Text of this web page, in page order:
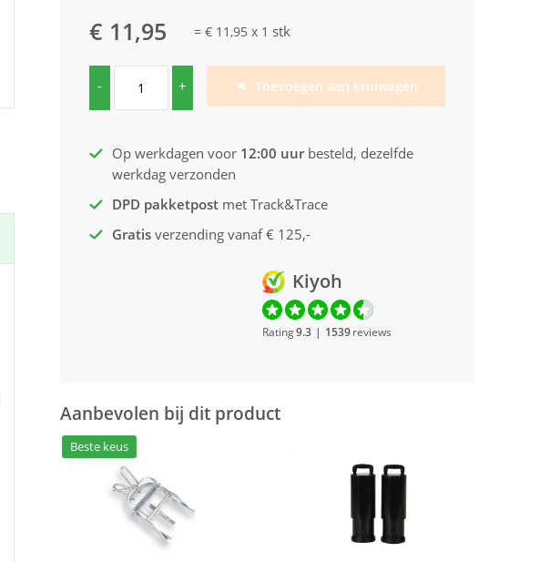
€ 11,95 = € 11,95 x 1 stk
- + Toevoegen aan kruiwagen
Op werkdagen voor 12:00 uurbesteld, dezelfde
werkdag verzonden
DPD pakketpost met Track&Trace
Gratis verzending vanaf € 125,-
Kiyoh
Rating9.3 | 1539reviews
Aanbevolen bij dit product
Beste keus